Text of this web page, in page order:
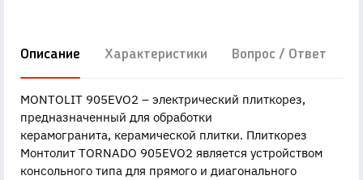
Описание Характеристики Вопрос / Ответ
MONTOLIT 905EVO2 – электрический плиткорез,
предназначенный для обработки
керамогранита, керамической плитки. Плиткорез
Монтолит TORNADO 905EVO2 является устройством
консольного типа для прямого и диагонального